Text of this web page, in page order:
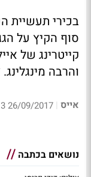
בכירי תעשיית
קייטרינג של
והרבה מינגלינג.
אייס |
26/09/2017 15:13
נושאים בכתבה